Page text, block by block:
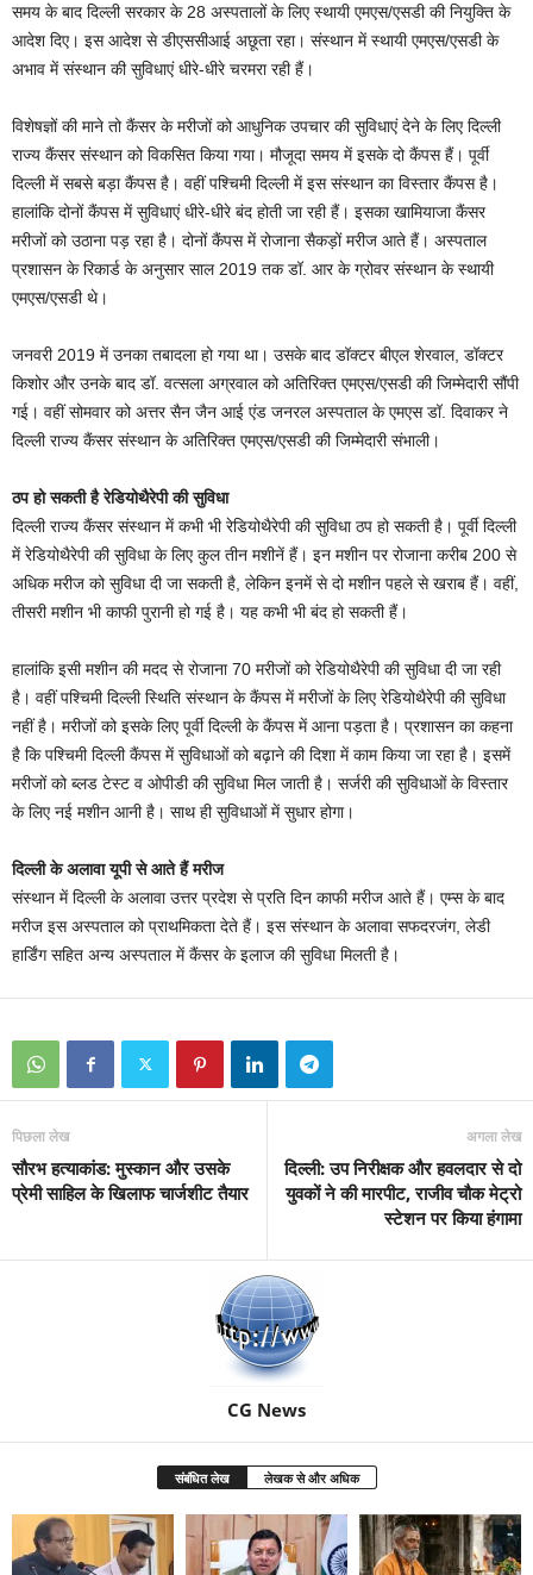
समय के बाद दिल्ली सरकार के 28 अस्पतालों के लिए स्थायी एमएस/एसडी की नियुक्ति के
आदेश दिए। इस आदेश से डीएससीआई अछूता रहा। संस्थान में स्थायी एमएस/एसडी के
अभाव में संस्थान की सुविधाएं धीरे-धीरे चरमरा रही हैं।
विशेषज्ञों की माने तो कैंसर के मरीजों को आधुनिक उपचार की सुविधाएं देने के लिए दिल्ली
राज्य कैंसर संस्थान को विकसित किया गया। मौजूदा समय में इसके दो कैंपस हैं। पूर्वी
दिल्ली में सबसे बड़ा कैंपस है। वहीं पश्चिमी दिल्ली में इस संस्थान का विस्तार कैंपस है।
हालांकि दोनों कैंपस में सुविधाएं धीरे-धीरे बंद होती जा रही हैं। इसका खामियाजा कैंसर
मरीजों को उठाना पड़ रहा है। दोनों कैंपस में रोजाना सैकड़ों मरीज आते हैं। अस्पताल
प्रशासन के रिकार्ड के अनुसार साल 2019 तक डॉ. आर के ग्रोवर संस्थान के स्थायी
एमएस/एसडी थे।
जनवरी 2019 में उनका तबादला हो गया था। उसके बाद डॉक्टर बीएल शेरवाल, डॉक्टर
किशोर और उनके बाद डॉ. वत्सला अग्रवाल को अतिरिक्त एमएस/एसडी की जिम्मेदारी सौंपी
गई। वहीं सोमवार को अत्तर सैन जैन आई एंड जनरल अस्पताल के एमएस डॉ. दिवाकर ने
दिल्ली राज्य कैंसर संस्थान के अतिरिक्त एमएस/एसडी की जिम्मेदारी संभाली।
ठप हो सकती है रेडियोथैरेपी की सुविधा
दिल्ली राज्य कैंसर संस्थान में कभी भी रेडियोथैरेपी की सुविधा ठप हो सकती है। पूर्वी दिल्ली
में रेडियोथैरेपी की सुविधा के लिए कुल तीन मशीनें हैं। इन मशीन पर रोजाना करीब 200 से
अधिक मरीज को सुविधा दी जा सकती है, लेकिन इनमें से दो मशीन पहले से खराब हैं। वहीं,
तीसरी मशीन भी काफी पुरानी हो गई है। यह कभी भी बंद हो सकती हैं।
हालांकि इसी मशीन की मदद से रोजाना 70 मरीजों को रेडियोथैरेपी की सुविधा दी जा रही
है। वहीं पश्चिमी दिल्ली स्थिति संस्थान के कैंपस में मरीजों के लिए रेडियोथैरेपी की सुविधा
नहीं है। मरीजों को इसके लिए पूर्वी दिल्ली के कैंपस में आना पड़ता है। प्रशासन का कहना
है कि पश्चिमी दिल्ली कैंपस में सुविधाओं को बढ़ाने की दिशा में काम किया जा रहा है। इसमें
मरीजों को ब्लड टेस्ट व ओपीडी की सुविधा मिल जाती है। सर्जरी की सुविधाओं के विस्तार
के लिए नई मशीन आनी है। साथ ही सुविधाओं में सुधार होगा।
दिल्ली के अलावा यूपी से आते हैं मरीज
संस्थान में दिल्ली के अलावा उत्तर प्रदेश से प्रति दिन काफी मरीज आते हैं। एम्स के बाद
मरीज इस अस्पताल को प्राथमिकता देते हैं। इस संस्थान के अलावा सफदरजंग, लेडी
हार्डिंग सहित अन्य अस्पताल में कैंसर के इलाज की सुविधा मिलती है।
पिछला लेख
सौरभ हत्याकांड: मुस्कान और उसके
प्रेमी साहिल के खिलाफ चार्जशीट तैयार
अगला लेख
दिल्ली: उप निरीक्षक और हवलदार से दो
युवकों ने की मारपीट, राजीव चौक मेट्रो
स्टेशन पर किया हंगामा
CG News
संबंधित लेख लेखक से और अधिक